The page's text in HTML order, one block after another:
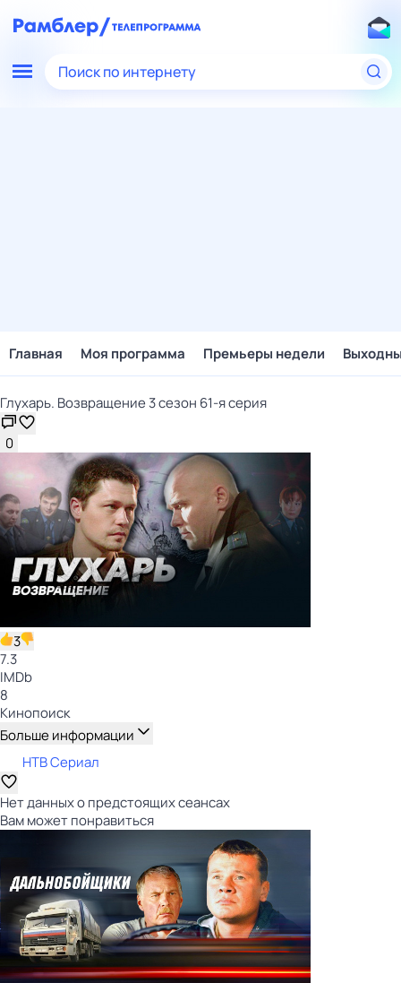
Поиск по интернету
Главная Моя программа Премьеры недели
Глухарь. Возвращение 3 сезон 61-я серия
0
3
7.3
IMDb
8
Кинопоиск
Больше информации
НТВ Сериал
Нет данных о предстоящих сеансах
Вам может понравиться